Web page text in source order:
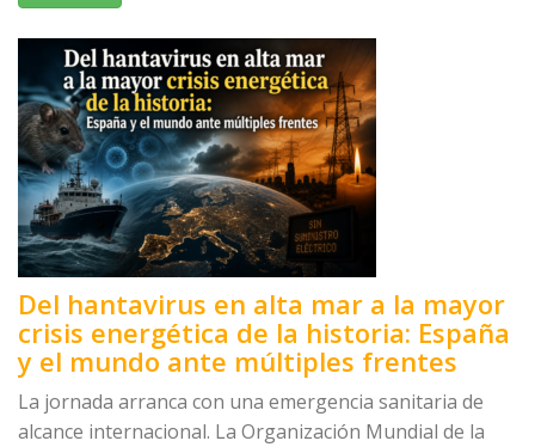
Del hantavirus en alta mar a la mayor
crisis energética de la historia: España
y el mundo ante múltiples frentes
La jornada arranca con una emergencia sanitaria de
alcance internacional. La Organización Mundial de la